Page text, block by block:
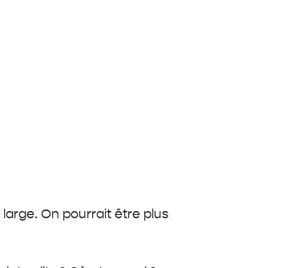
On pourrait être plus